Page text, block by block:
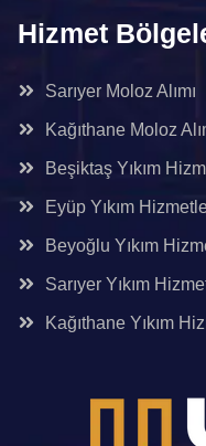
Hizmet
Sarıyer Moloz Alımı
Kağıthane Moloz
Beşiktaş Yıkım
Eyüp Yıkım
Beyoğlu Yıkım
Sarıyer Yıkım
Kağıthane Yıkım